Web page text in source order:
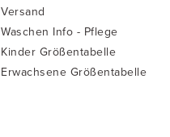
Versand
Waschen Info - Pflege
Kinder Größentabelle
Erwachsene Größentabelle